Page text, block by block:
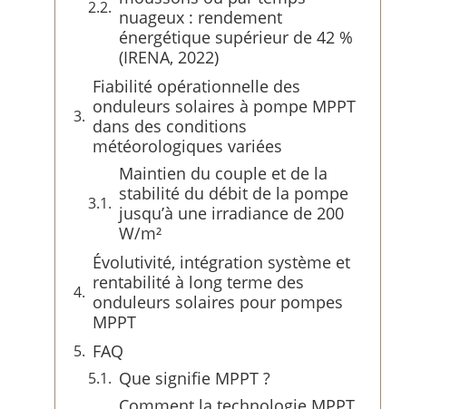
nuageux : rendement
énergétique supérieur de 42 %
(IRENA, 2022)
Fiabilité opérationnelle des
onduleurs solaires à pompe MPPT
dans des conditions
météorologiques variées
Maintien du couple et de la
stabilité du débit de la pompe
jusqu’à une irradiance de 200
W/m²
Évolutivité, intégration système et
rentabilité à long terme des
onduleurs solaires pour pompes
MPPT
FAQ
Que signifie MPPT ?